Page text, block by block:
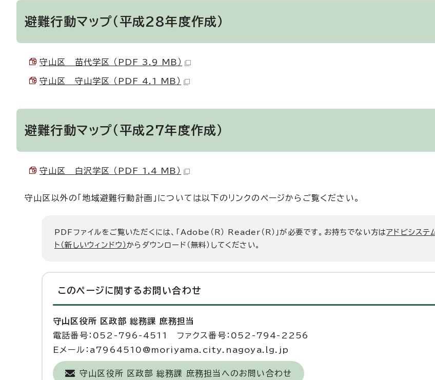
避難行動マップ（平成28年度作成）
守山区 苗代学区 （PDF 3.9 MB）
守山区 守山学区 （PDF 4.1 MB）
避難行動マップ（平成27年度作成）
守山区 白沢学区 （PDF 1.4 MB）
守山区以外の「地域避難行動計画」については以下のリンクのページからご覧ください。
PDFファイルをご覧いただくには、「Adobe（R） Reader（R）」が必要です。お持ちでない方はアドビシステ
ト（新しいウィンドウ）からダウンロード（無料）してください。
このページに関する お問い合わせ
守山区役所 区政部 総務課 庶務担当
電話番号：052-796-4511 ファクス番号：052-794-2256
Eメール：a7964510@moriyama.city.nagoya.lg.jp
守山区役所 区政部 総務課 庶務担当へのお問い合わせ